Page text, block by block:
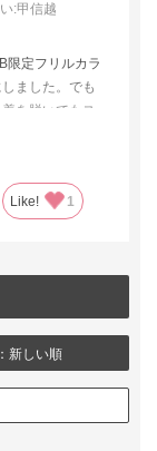
:甲信越
限定フリルカラ
ました。でも
を脱いでもス
はYukiko～の
Like! 1
新しい順